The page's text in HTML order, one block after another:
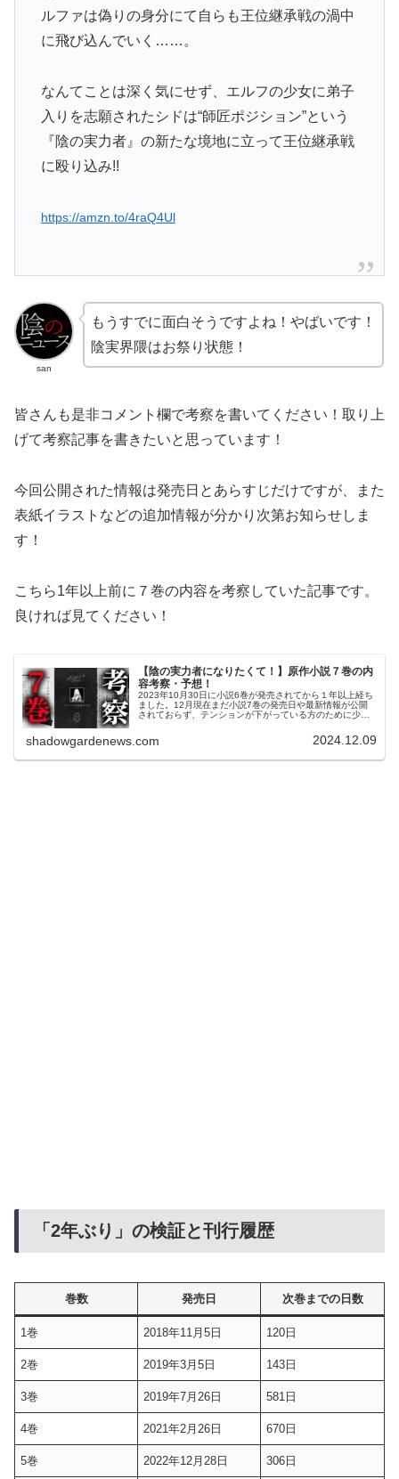
ルファは偽りの身分にて自らも王位継承戦の渦中
に飛び込んでいく……。
なんてことは深く気にせず、エルフの少女に弟子
入りを志願されたシドは“師匠ポジション”という
『陰の実力者』の新たな境地に立って王位継承戦
に殴り込み!!
https://amzn.to/4raQ4Ul
san
もうすでに面白そうですよね！やばいです！
陰実界隈はお祭り状態！
皆さんも是非コメント欄で考察を書いてください！取り上
げて考察記事を書きたいと思っています！
今回公開された情報は発売日とあらすじだけですが、また
表紙イラストなどの追加情報が分かり次第お知らせしま
す！
こちら1年以上前に７巻の内容を考察していた記事です。
良ければ見てください！
【陰の実力者になりたくて！】原作小説７巻の内
容考察・予想！
2023年10月30日に小説6巻が発売されてから１年以上経ち
ました。12月現在まだ小説7巻の発売日や最新情報が公開
されておらず、テンションが下がっている方のために少し
shadowgardenews.com 2024.12.09
「2年ぶり」の検証と刊行履歴
巻数 発売日 次巻までの日数
1巻 2018年11月5日 120日
2巻 2019年3月5日 143日
3巻 2019年7月26日 581日
4巻 2021年2月26日 670日
5巻 2022年12月28日 306日